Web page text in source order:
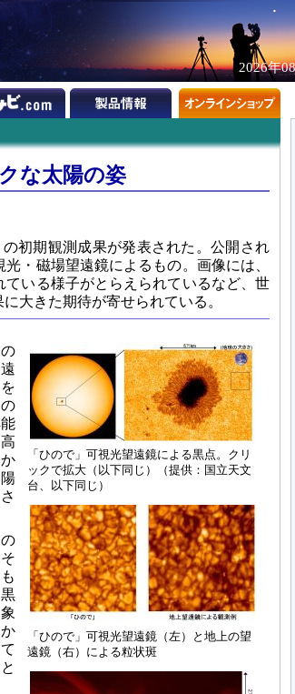
2026年
な太陽の姿
初期観測成果が発表された。公開され
・磁場望遠鏡によるもの。画像には、
いる様子がとらえられているなど、世
大きた期待が寄せられている。
「ひので」可視光望遠鏡による黒点。クリ
ックで拡大（以下同じ）（提供：国立天文
台、以下同じ）
「ひので」可視光望遠鏡（左）と地上の望
遠鏡（右）による粒状斑